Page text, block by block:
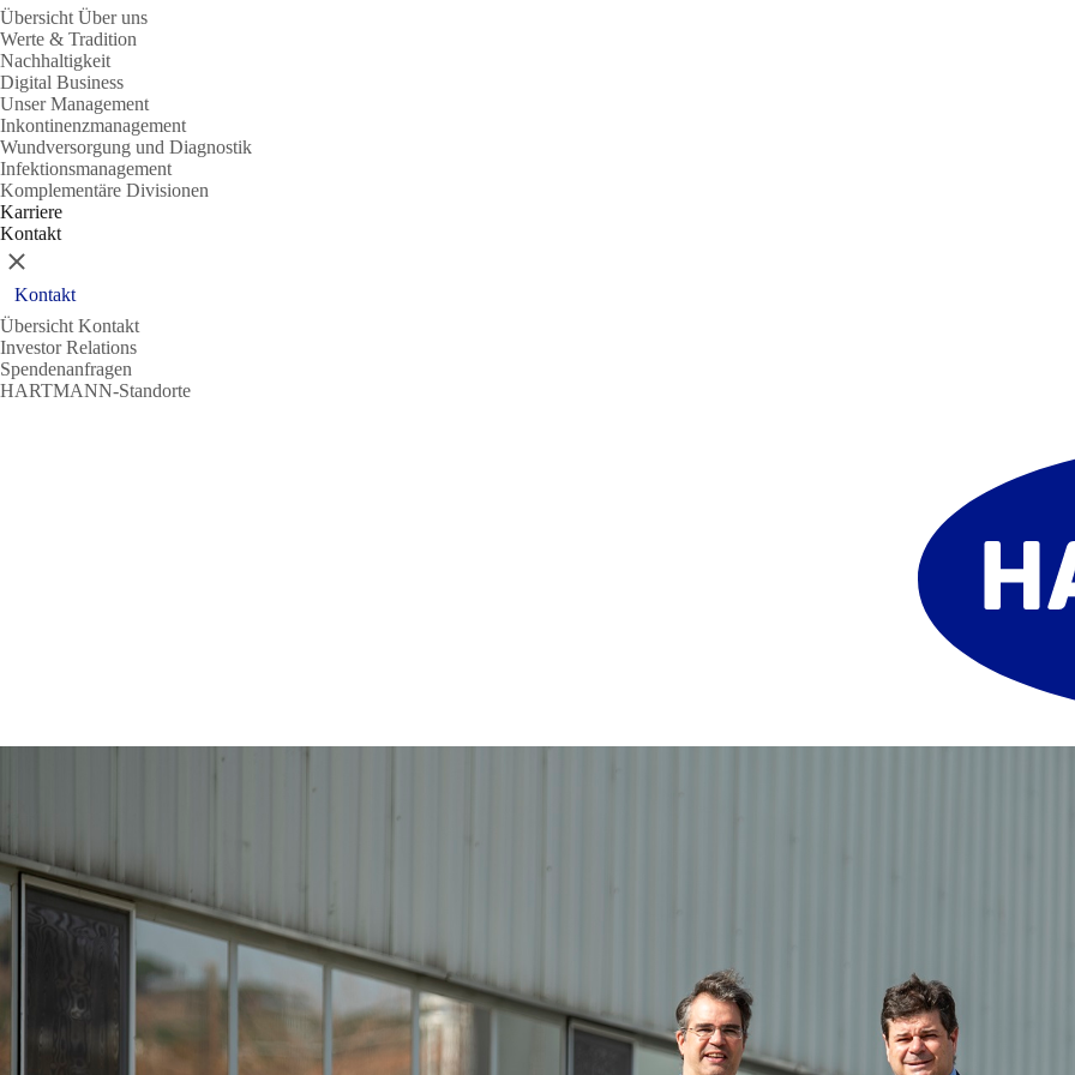
Übersicht Über uns
Werte & Tradition
Nachhaltigkeit
Digital Business
Unser Management
Inkontinenzmanagement
Wundversorgung und Diagnostik
Infektionsmanagement
Komplementäre Divisionen
Karriere
Kontakt
Schließen
Kontakt
Übersicht Kontakt
Investor Relations
Spendenanfragen
HARTMANN-Standorte